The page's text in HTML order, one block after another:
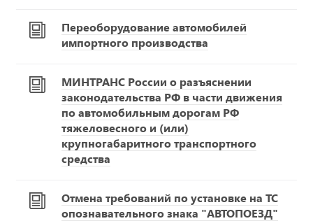
Переоборудование автомобилей
импортного производства
МИНТРАНС России о разъяснении
законодательства РФ в части движения
по автомобильным дорогам РФ
тяжеловесного и (или)
крупногабаритного транспортного
средства
Отмена требований по установке на ТС
опознавательного знака "АВТОПОЕЗД"